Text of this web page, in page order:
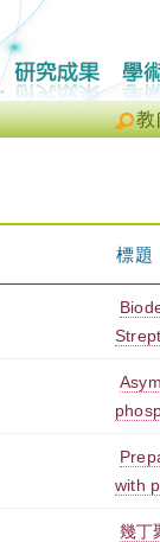
教
標題
with
幾丁